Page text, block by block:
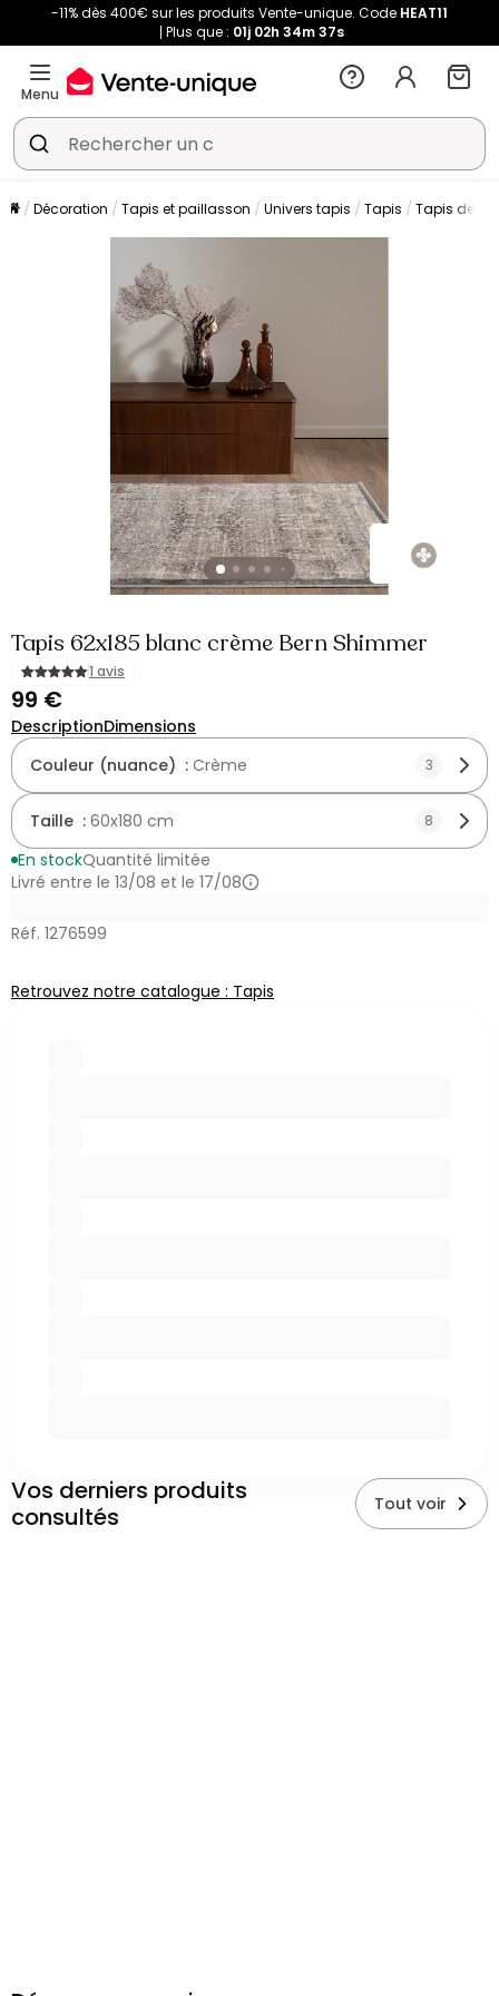
-11% dès 400€ sur les produits Vente-unique. Code HEAT11
Plus que : 01j 02h 34m 37s
Menu
Décoration Tapis et paillasson Univers tapis Tapis Tapis de
Tapis 62x185 blanc crème Bern Shimmer
1 avis
99 €
DescriptionDimensions
Couleur (nuance) : Crème 3
Taille : 60x180 cm 8
En stockQuantité limitée
Livré entre le 13/08 et le 17/08
Réf. 1276599
Retrouvez notre catalogue : Tapis
Vos derniers produits
consultés
Tout voir